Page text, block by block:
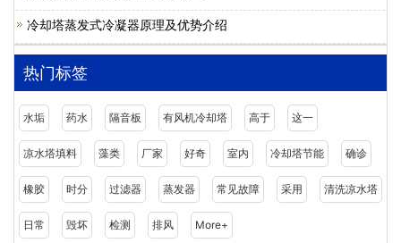
冷却塔蒸发式冷凝器原理及优势介绍
热门标签
水垢 药水 隔音板 有风机冷却塔 高于 这一
凉水塔填料 藻类 厂家 好奇 室内 冷却塔节能 确诊
橡胶 时分 过滤器 蒸发器 常见故障 采用 清洗凉水塔
日常 毁坏 检测 排风 More+